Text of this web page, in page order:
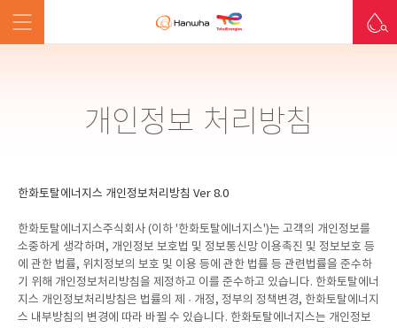
개인정보 처리방침
한화토탈에너지스 개인정보처리방침 Ver 8.0
한화토탈에너지스주식회사 (이하 '한화토탈에너지스')는 고객의 개인정보를
소중하게 생각하며, 개인정보 보호법 및 정보통신망 이용촉진 및 정보보호 등
에 관한 법률, 위치정보의 보호 및 이용 등에 관한 법률 등 관련법률을 준수하
기 위해 개인정보처리방침을 제정하고 이를 준수하고 있습니다. 한화토탈에너
지스 개인정보처리방침은 법률의 제 · 개정, 정부의 정책변경, 한화토탈에너지
스 내부방침의 변경에 따라 바뀔 수 있습니다. 한화토탈에너지스는 개인정보